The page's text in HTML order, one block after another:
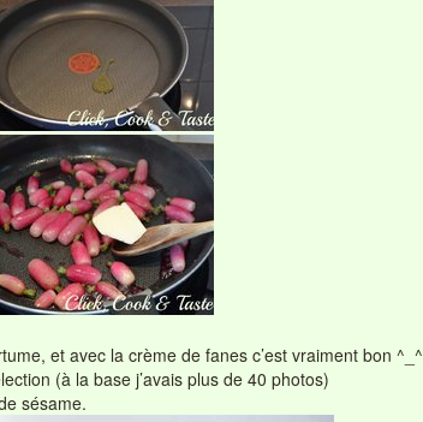
et avec la crème de fanes c’est vraiment bon ^_^
(à la base j’avais plus de 40 photos)
sésame.